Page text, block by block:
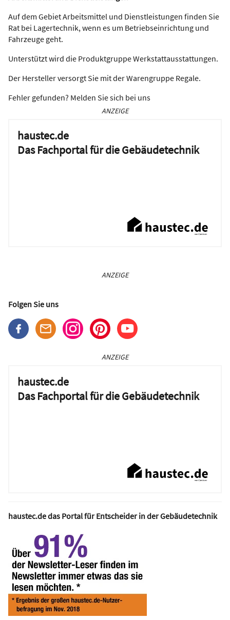
Auf dem Gebiet Arbeitsmittel und Dienstleistungen finden Sie
Rat bei Lagertechnik, wenn es um Betriebseinrichtung und
Fahrzeuge geht.
Unterstützt wird die Produktgruppe Werkstattausstattungen.
Der Hersteller versorgt Sie mit der Warengruppe Regale.
Fehler gefunden? Melden Sie sich bei uns
ANZEIGE
haustec.de
Das Fachportal für die Gebäudetechnik
ANZEIGE
Folgen Sie uns
ANZEIGE
haustec.de
Das Fachportal für die Gebäudetechnik
haustec.de das Portal für Entscheider in der Gebäudetechnik